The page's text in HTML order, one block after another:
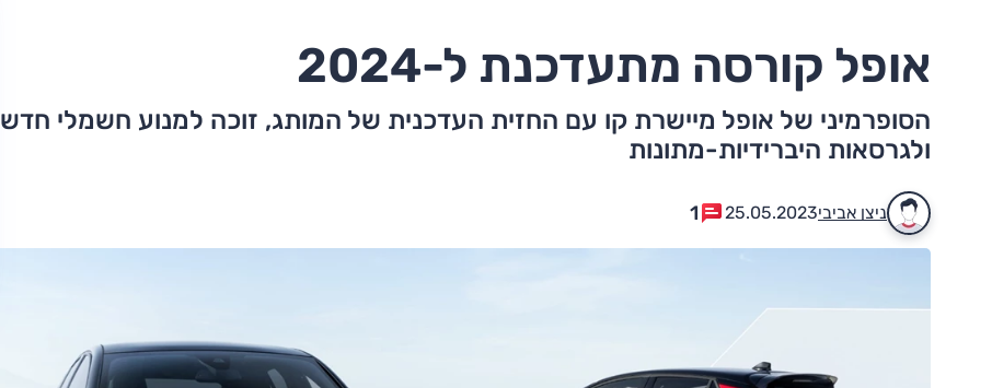
אופל קורסה מתעדכנת ל-2024
הסופרמיני של אופל מיישרת קו עם החזית העדכנית של המותג, זוכה למנוע חשמלי חדש
ולגרסאות היברידיות-מתונות
ניצן אביבי25.05.2023
1